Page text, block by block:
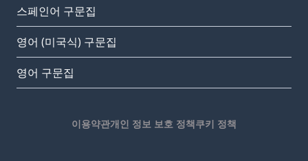
스페인어 구문집
영어 (미국식) 구문집
영어 구문집
이용약관개인 정보 보호 정책쿠키 정책